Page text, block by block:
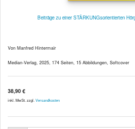
Beiträge zu einer STÄRKUNGsorientierten
Von Manfred Hintermair
Median-Verlag, 2025, 174 Seiten, 15 Abbildungen, Softcover
38,90 €
inkl. MwSt. zzgl. Versandkosten